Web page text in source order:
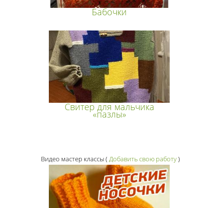
Бабочки
Свитер для мальчика
«пазлы»
Видео мастер классы( Добавить свою работу)